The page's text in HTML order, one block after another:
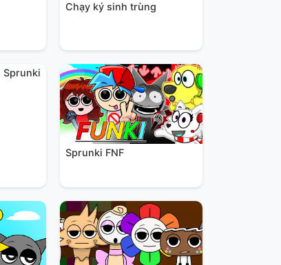
Chạy ký sinh trùng
Sprunki
Sprunki FNF